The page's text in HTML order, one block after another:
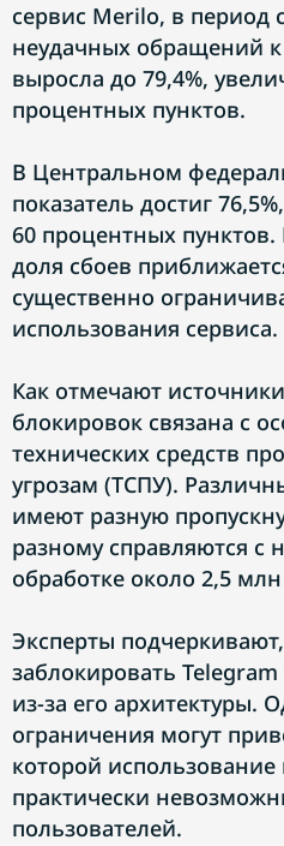
сервис Merilo, в период
неудачных обращений
выросла до 79,4%,
процентных пунктов.
В Центральном
показатель достиг
60 процентных пунктов.
доля сбоев
существенно
использования сервиса.
Как отмечают
блокировок связана с
технических средств
угрозам (ТСПУ).
имеют разную
разному справляются с
обработке около 2,5
Эксперты
заблокировать
из-за его архитектуры.
ограничения могут
которой использование
практически
пользователей.